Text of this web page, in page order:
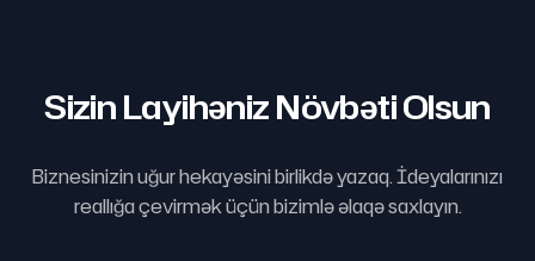
Sizin Layihəniz Növbəti Olsun
Biznesinizin uğur hekayəsini birlikdə yazaq. İdeyalarınızı
reallığa çevirmək üçün bizimlə əlaqə saxlayın.